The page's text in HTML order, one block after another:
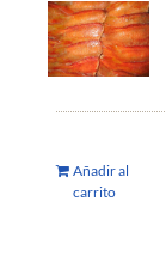
Añadir al
carrito